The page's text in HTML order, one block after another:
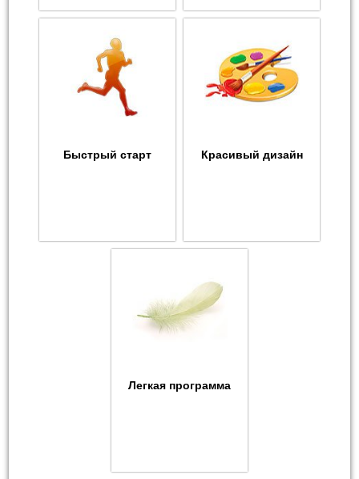
Быстрый старт Красивый дизайн
Легкая программа